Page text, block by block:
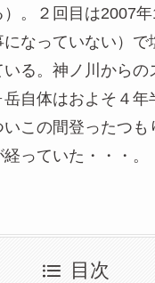
。２回目は2007
なっていない）で
る。神ノ川からの
自体はおよそ４年
いこの間登ったつも
っていた・・・。
目次